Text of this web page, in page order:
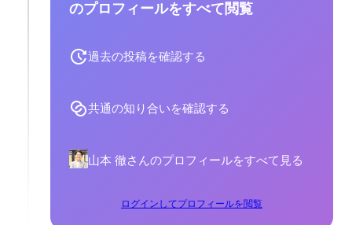
のプロフィールをすべて閲覧
過去の投稿を確認する
共通の知り合いを確認する
山本 徹さんのプロフィールをすべて見る
ログインしてプロフィールを閲覧